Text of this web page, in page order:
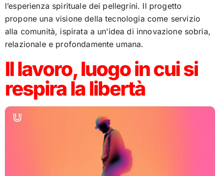
l’esperienza spirituale dei pellegrini. Il progetto
propone una visione della tecnologia come servizio
alla comunità, ispirata a un’idea di innovazione sobria,
relazionale e profondamente umana.
Il lavoro, luogo in cui si
respira la libertà